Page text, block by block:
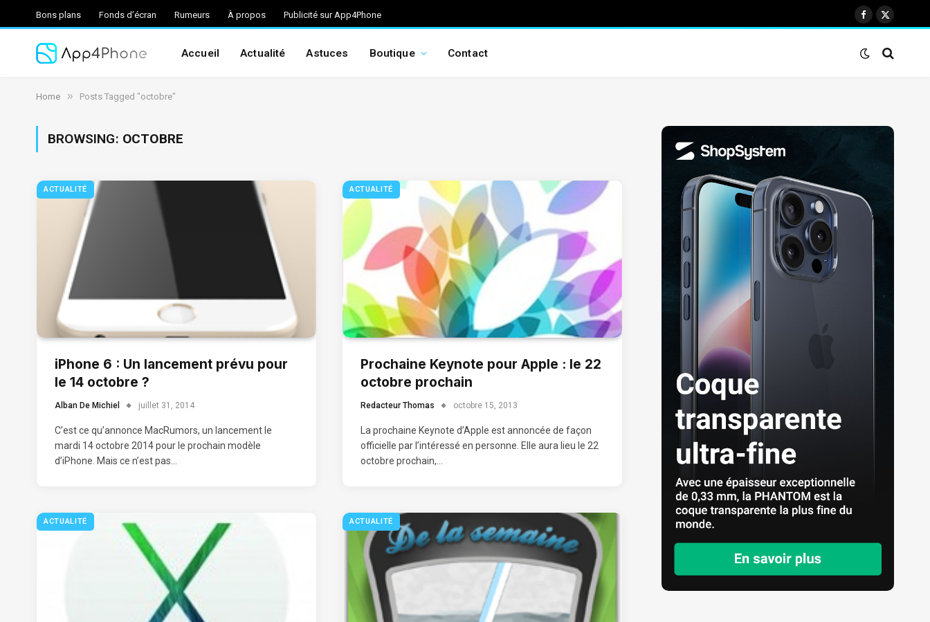
Bons plans Fonds d’écran Rumeurs À propos Publicité sur App4Phone
Facebook
X
Accueil Actualité Astuces Boutique Contact
Home » Posts Tagged "octobre"
BROWSING: OCTOBRE
ACTUALITÉ
iPhone 6 : Un lancement prévu pour
le 14 octobre ?
Alban De Michiel juillet 31, 2014
C’est ce qu’annonce MacRumors, un lancement le
mardi 14 octobre 2014 pour le prochain modèle
d’iPhone. Mais ce n’est pas…
ACTUALITÉ
Prochaine Keynote pour Apple : le 22
octobre prochain
Redacteur Thomas octobre 15, 2013
La prochaine Keynote d’Apple est annoncée de façon
officielle par l’intéressé en personne. Elle aura lieu le 22
octobre prochain,…
ACTUALITÉ ACTUALITÉ